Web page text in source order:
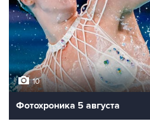
10
Фотохроника 5 августа